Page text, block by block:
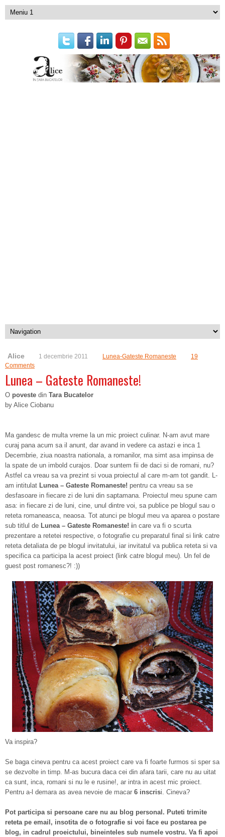
Alice 1 decembrie 2011 Lunea-Gateste Romaneste
19
Comments
Lunea – Gateste Romaneste!
O poveste din Tara Bucatelor
by Alice Ciobanu
Ma gandesc de multa vreme la un mic proiect culinar. N-am avut mare
curaj pana acum sa il anunt, dar avand in vedere ca astazi e inca 1
Decembrie, ziua noastra nationala, a romanilor, ma simt asa impinsa de
la spate de un imbold curajos. Doar suntem fii de daci si de romani, nu?
Astfel ca vreau sa va prezint si voua proiectul al care m-am tot gandit. L-
am intitulat Lunea – Gateste Romaneste! pentru ca vreau sa se
desfasoare in fiecare zi de luni din saptamana. Proiectul meu spune cam
asa: in fiecare zi de luni, cine, unul dintre voi, sa publice pe blogul sau o
reteta romaneasca, neaosa. Tot atunci pe blogul meu va aparea o postare
sub titlul de Lunea – Gateste Romaneste! in care va fi o scurta
prezentare a retetei respective, o fotografie cu preparatul final si link catre
reteta detaliata de pe blogul invitatului, iar invitatul va publica reteta si va
specifica ca participa la acest proiect (link catre blogul meu). Un fel de
guest post romanesc?! :))
Va inspira?
Se baga cineva pentru ca acest proiect care va fi foarte furmos si sper sa
se dezvolte in timp. M-as bucura daca cei din afara tarii, care nu au uitat
ca sunt, inca, romani si nu le e rusine!, ar intra in acest mic proiect.
Pentru a-l demara as avea nevoie de macar 6 inscrisi. Cineva?
Pot participa si persoane care nu au blog personal. Puteti trimite
reteta pe email, insotita de o fotografie si voi face eu postarea pe
blog, in cadrul proeictului, bineinteles sub numele vostru. Va fi apoi